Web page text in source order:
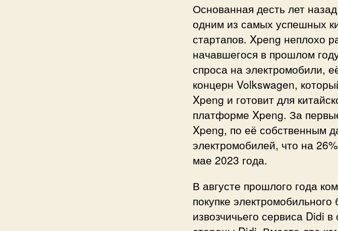
Основанная десть лет
одним из самых успешных
стартапов. Xpeng неплохо
начавшегося в прошлом
спроса на электромобили,
концерн Volkswagen,
Xpeng и готовит для
платформе Xpeng. За
Xpeng, по её собственным
электромобилей, что на
мае 2023 года.
В августе прошлого года
покупке электромобильного
извозчичьего сервиса Didi